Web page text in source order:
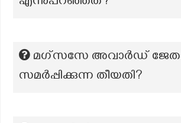
മഗ്സസേ അവാർഡ്
സമർപ്പിക്കുന്ന തീയതി?